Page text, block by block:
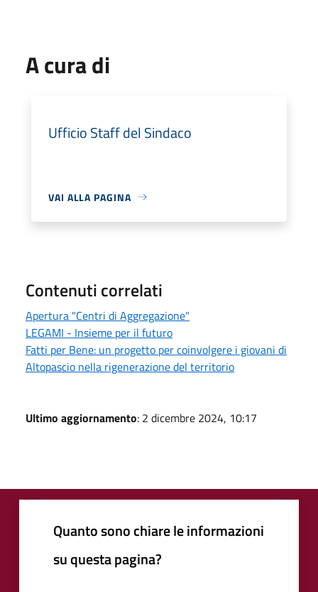
A cura di
Ufficio Staff del Sindaco
VAI ALLA PAGINA
Contenuti correlati
Apertura "Centri di Aggregazione"
LEGAMI - Insieme per il futuro
Fatti per Bene: un progetto per coinvolgere i giovani di
Altopascio nella rigenerazione del territorio
Ultimo aggiornamento: 2 dicembre 2024, 10:17
Quanto sono chiare le informazioni
su questa pagina?